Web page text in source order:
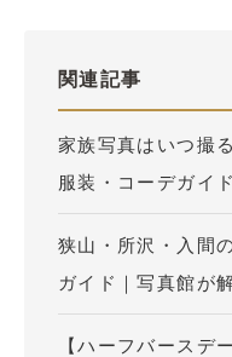
関連記事
家族写真はいつ撮
服装・コーデガイド
狭山・所沢・入間
ガイド｜写真館が
【ハーフバースデ